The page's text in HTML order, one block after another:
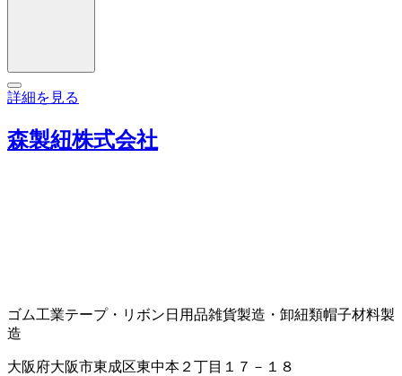
詳細を見る
森製紐株式会社
ゴム工業テープ・リボン 日用品雑貨製造・卸紐類帽子材料製
造
大阪府大阪市東成区東中本２丁目１７－１８